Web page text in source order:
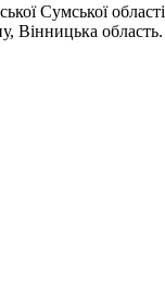
Сумської області
Вінницька область.